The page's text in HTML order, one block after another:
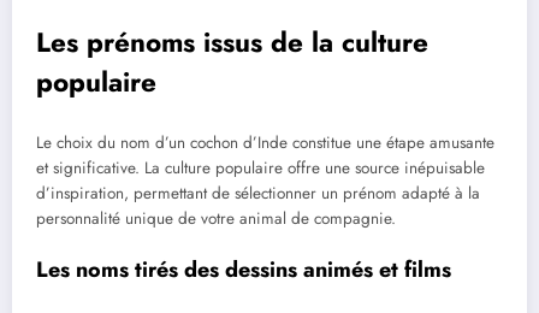
Les prénoms issus de la culture
populaire
Le choix du nom d’un cochon d’Inde constitue une étape amusante
et significative. La culture populaire offre une source inépuisable
d’inspiration, permettant de sélectionner un prénom adapté à la
personnalité unique de votre animal de compagnie.
Les noms tirés des dessins animés et films